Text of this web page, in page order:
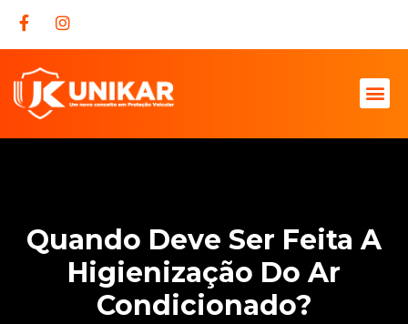
Quando Deve Ser Feita A
Higienização Do Ar
Condicionado?